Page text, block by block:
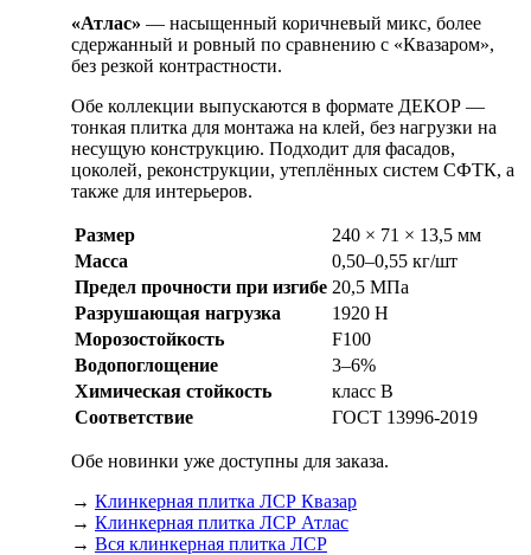
«Атлас» — насыщенный коричневый микс, более
сдержанный и ровный по сравнению с «Квазаром»,
без резкой контрастности.
Обе коллекции выпускаются в формате ДЕКОР —
тонкая плитка для монтажа на клей, без нагрузки на
несущую конструкцию. Подходит для фасадов,
цоколей, реконструкции, утеплённых систем СФТК, а
также для интерьеров.
Размер
240 × 71 × 13,5 мм
Масса
0,50–0,55 кг/шт
Предел прочности при изгибе 20,5 МПа
Разрушающая нагрузка
1920 Н
Морозостойкость
F100
Водопоглощение
3–6%
Химическая стойкость
класс В
Соответствие
ГОСТ 13996-2019
Обе новинки уже доступны для заказа.
→ Клинкерная плитка ЛСР Квазар
→ Клинкерная плитка ЛСР Атлас
→ Вся клинкерная плитка ЛСР